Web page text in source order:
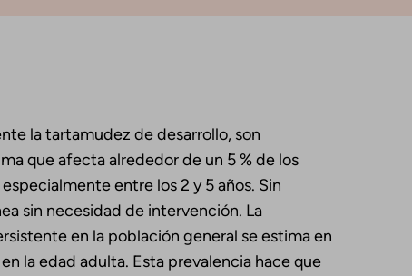
la tartamudez de desarrollo, son
que afecta alrededor de un 5 % de los
entre los 2 y 5 años. Sin
sin necesidad de intervención. La
en la población general se estima en
la edad adulta. Esta prevalencia hace que